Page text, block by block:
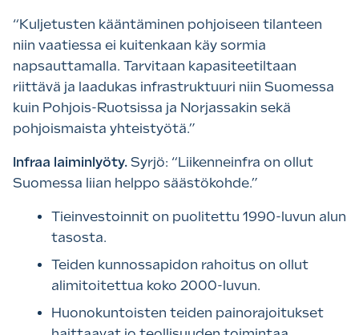
“Kuljetusten kääntäminen pohjoiseen tilanteen
niin vaatiessa ei kuitenkaan käy sormia
napsauttamalla. Tarvitaan kapasiteetiltaan
riittävä ja laadukas infrastruktuuri niin Suomessa
kuin Pohjois-Ruotsissa ja Norjassakin sekä
pohjoismaista yhteistyötä.”
Infraa laiminlyöty. Syrjö: “Liikenneinfra on ollut
Suomessa liian helppo säästökohde.”
Tieinvestoinnit on puolitettu 1990-luvun alun
tasosta.
Teiden kunnossapidon rahoitus on ollut
alimitoitettua koko 2000-luvun.
Huonokuntoisten teiden painorajoitukset